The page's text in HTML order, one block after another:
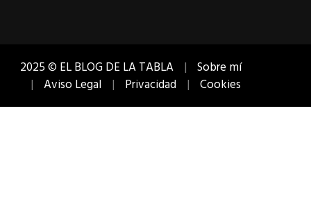
2025 © EL BLOG DE LA TABLA
Sobre mí
Aviso Legal
Privacidad Cookies